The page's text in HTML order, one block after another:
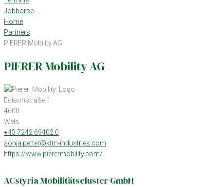
Jobbörse
Home
Partners
PIERER Mobility AG
PIERER Mobility AG
Edisonstraße 1
4600
Wels
+43 7242 69402 0
sonja.petter@ktm-industries.com
https://www.pierermobility.com/
ACstyria Mobilitätscluster GmbH